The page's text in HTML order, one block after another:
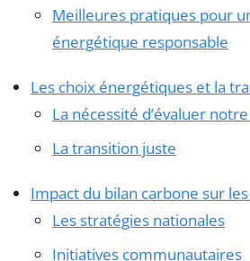
Meilleures pratiques pour
énergétique responsable
Les choix énergétiques et la
La nécessité d’évaluer
La transition juste
Impact du bilan carbone sur
Les stratégies nationales
Initiatives communautaires